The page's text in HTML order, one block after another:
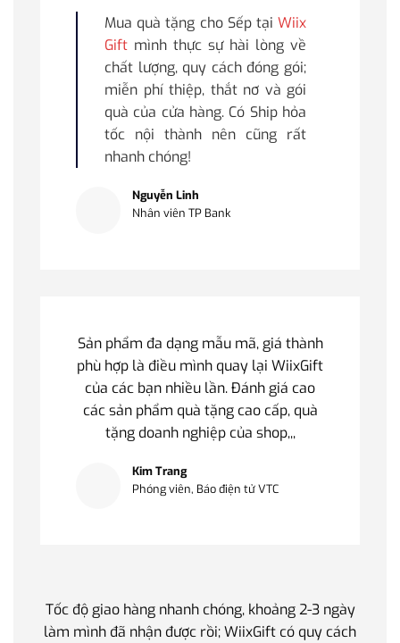
Mua quà tặng cho Sếp tại Wiix
Gift mình thực sự hài lòng về
chất lượng, quy cách đóng gói;
miễn phí thiệp, thắt nơ và gói
quà của cửa hàng. Có Ship hỏa
tốc nội thành nên cũng rất
nhanh chóng!
Nguyễn Linh
Nhân viên TP Bank
Sản phẩm đa dạng mẫu mã, giá thành
phù hợp là điều mình quay lại WiixGift
của các bạn nhiều lần. Đánh giá cao
các sản phẩm quà tặng cao cấp, quà
tặng doanh nghiệp của shop,,,
Kim Trang
Phóng viên, Báo điện tử VTC
Tốc độ giao hàng nhanh chóng, khoảng 2-3 ngày
làm mình đã nhận được rồi; WiixGift có quy cách